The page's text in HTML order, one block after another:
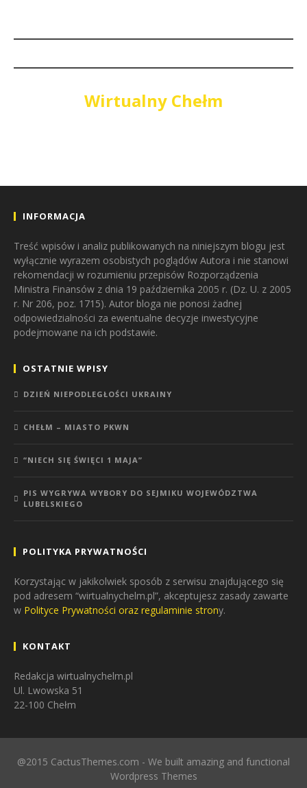
Wirtualny Chełm
INFORMACJA
Treść wpisów i analiz publikowanych na niniejszym blogu jest
wyłącznie wyrazem osobistych poglądów Autora i nie stanowi
rekomendacji w rozumieniu przepisów Rozporządzenia
Ministra Finansów z dnia 19 października 2005 r. (Dz. U. z 2005
r. Nr 206, poz. 1715). Autor bloga nie ponosi żadnej
odpowiedzialności za ewentualne decyzje inwestycyjne
podejmowane na ich podstawie.
OSTATNIE WPISY
DZIEŃ NIEPODLEGŁOŚCI UKRAINY
CHEŁM – MIASTO PKWN
“NIECH SIĘ ŚWIĘCI 1 MAJA”
PIS WYGRYWA WYBORY DO SEJMIKU WOJEWÓDZTWA
LUBELSKIEGO
POLITYKA PRYWATNOŚCI
Korzystając w jakikolwiek sposób z serwisu znajdującego się
pod adresem “wirtualnychelm.pl”, akceptujesz zasady zawarte
w Polityce Prywatności oraz regulaminie strony.
KONTAKT
Redakcja wirtualnychelm.pl
Ul. Lwowska 51
22-100 Chełm
@2015 CactusThemes.com - We built amazing and functional
Wordpress Themes